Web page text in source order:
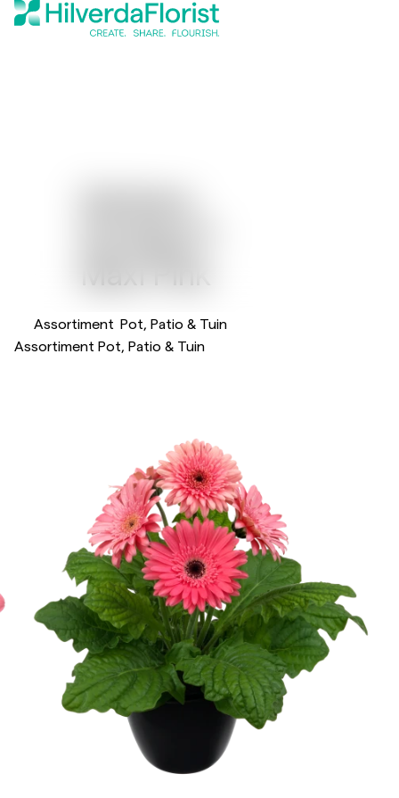
Assortiment Pot, Patio & Tuin
Assortiment Pot, Patio & Tuin